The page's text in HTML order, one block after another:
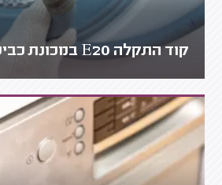
קוד התקלה E20 במכונת כביסה